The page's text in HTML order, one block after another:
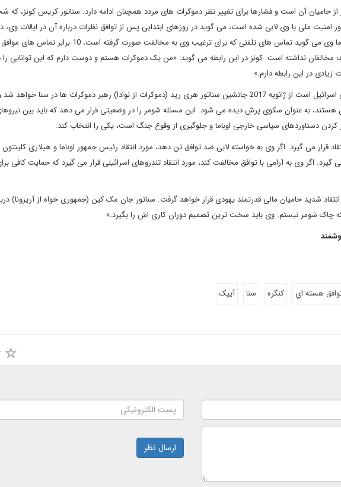
از حامیان آن است و فشارها برای تغییر نظر دموکرات های مردد همچنان ادامه دارد. سناتور کریس کونز،
امنیت ملی با وی لابی شده است، می گوید در روزهای ابتدایی پس از توافق نظرات درباره آن در ایالات وی،
میانگین تقسیم شده بوده است. اما وی می گوید تماس های تلفنی که برای ترغیب وی
نداشته است. کونز در این رابطه می گوید: «من یک دموکرات هستم و دوست دارم که این توانایی را
زیادی در این رابطه دارم.»
شومر که یک سناتور تندروی حامی اسرائیل است از ژانویه 2017 جانشین سناتور هری رید (دموکرات از نوادا) رهبر دموکرات ها در
هستند، به عنوان سکوی پرش دیده می شود. این مسئله شومر را در وضعیتی قرار می دهد که باید بین
دستاوردهای سیاسی خارجی اوباما و جلوگیری از وقوع جنگ است، یکی را انتخاب کند.
قرار می گیرد. اگر وی به خواسته لابی ضد توافق تن دهد، مورد انتقاد رئیس جمهور اوباما و هیلاری
گیرد. اگر وی به آرامی با توافق مخالفت کند، مورد انتقاد تندروهای اسرائیلی قرار می گیرد که حمایت کافی
شدید حامیان مالی قدرتمند یهودی قرار خواهد گرفت. سناتور جان مک کین (جمهوری خواه از آریزونا)
چاک شومر نیستم. وی باید سخت ترین تصمیم دوران کاری اش را بگیرد.»
هسته اي كنگره سنا آیپک
ارسال نظر